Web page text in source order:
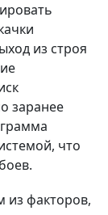
из строя
заранее
что
из факторов,